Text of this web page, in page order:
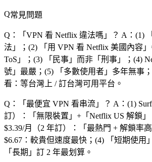
常見問題
Q：「 VPN 看 Netflix 違法嗎 」？ A：(1) 「
法 」；(2) 「 用 VPN 看 Netflix 美國內容
ToS 」；(3) 「 民事 」而非「 刑事 」；(4)
號 」最嚴；(5) 「 多數使用者 」多年無事
看：等台灣上 / 訂台灣可用平台。
Q：「 最便宜 VPN 看串流 」？ A：(1)
訂）：「 無限裝置 」+「 Netflix US 解鎖
$3.39/月（2 年訂）：「 最熱門 + 解鎖率高
$6.67：較貴但速度最快；(4) 「 短期使用
「 長期 」訂 2 年最划算。